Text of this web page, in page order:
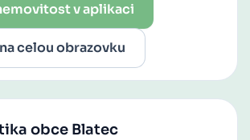
v aplikaci
celou obrazovku
obce Blatec